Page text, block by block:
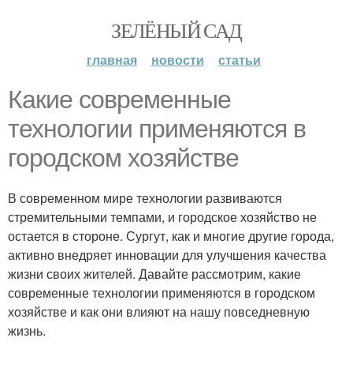
ЗЕЛЁНЫЙ САД
главная новости статьи
Какие современные
технологии применяются в
городском хозяйстве
В современном мире технологии развиваются
стремительными темпами, и городское хозяйство не
остается в стороне. Сургут, как и многие другие города,
активно внедряет инновации для улучшения качества
жизни своих жителей. Давайте рассмотрим, какие
современные технологии применяются в городском
хозяйстве и как они влияют на нашу повседневную
жизнь.